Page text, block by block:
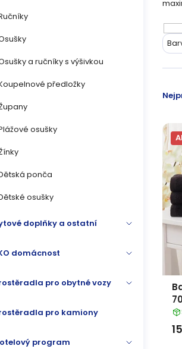
a ručníky s výšivkou
předložky
osušky
ponča
osušky
doplňky a ostatní
domácnost
pro obytné vozy
pro kamiony
program
Ř
z
e
n
í
p
r
o
d
V
ý
p
s
p
r
o
d